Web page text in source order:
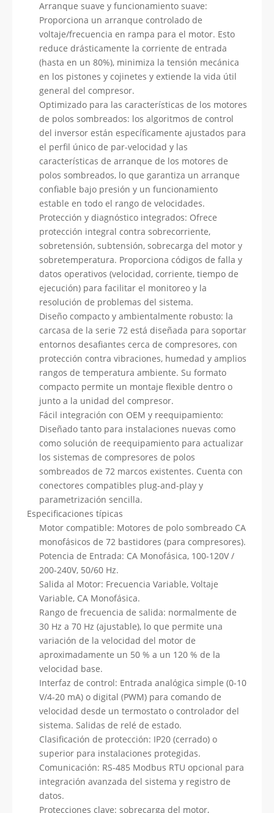
Arranque suave y funcionamiento suave:
Proporciona un arranque controlado de
voltaje/frecuencia en rampa para el motor. Esto
reduce drásticamente la corriente de entrada
(hasta en un 80%), minimiza la tensión mecánica
en los pistones y cojinetes y extiende la vida útil
general del compresor.
Optimizado para las características de los motores
de polos sombreados: los algoritmos de control
del inversor están específicamente ajustados para
el perfil único de par-velocidad y las
características de arranque de los motores de
polos sombreados, lo que garantiza un arranque
confiable bajo presión y un funcionamiento
estable en todo el rango de velocidades.
Protección y diagnóstico integrados: Ofrece
protección integral contra sobrecorriente,
sobretensión, subtensión, sobrecarga del motor y
sobretemperatura. Proporciona códigos de falla y
datos operativos (velocidad, corriente, tiempo de
ejecución) para facilitar el monitoreo y la
resolución de problemas del sistema.
Diseño compacto y ambientalmente robusto: la
carcasa de la serie 72 está diseñada para soportar
entornos desafiantes cerca de compresores, con
protección contra vibraciones, humedad y amplios
rangos de temperatura ambiente. Su formato
compacto permite un montaje flexible dentro o
junto a la unidad del compresor.
Fácil integración con OEM y reequipamiento:
Diseñado tanto para instalaciones nuevas como
como solución de reequipamiento para actualizar
los sistemas de compresores de polos
sombreados de 72 marcos existentes. Cuenta con
conectores compatibles plug-and-play y
parametrización sencilla.
Especificaciones típicas
Motor compatible: Motores de polo sombreado CA
monofásicos de 72 bastidores (para compresores).
Potencia de Entrada: CA Monofásica, 100-120V /
200-240V, 50/60 Hz.
Salida al Motor: Frecuencia Variable, Voltaje
Variable, CA Monofásica.
Rango de frecuencia de salida: normalmente de
30 Hz a 70 Hz (ajustable), lo que permite una
variación de la velocidad del motor de
aproximadamente un 50 % a un 120 % de la
velocidad base.
Interfaz de control: Entrada analógica simple (0-10
V/4-20 mA) o digital (PWM) para comando de
velocidad desde un termostato o controlador del
sistema. Salidas de relé de estado.
Clasificación de protección: IP20 (cerrado) o
superior para instalaciones protegidas.
Comunicación: RS-485 Modbus RTU opcional para
integración avanzada del sistema y registro de
datos.
Protecciones clave: sobrecarga del motor,